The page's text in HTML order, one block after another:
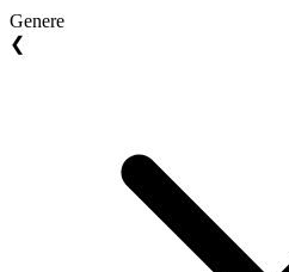
Genere
❮